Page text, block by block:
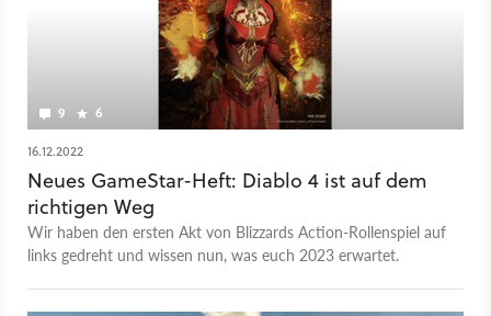
9 6
16.12.2022
Neues GameStar-Heft: Diablo 4 ist auf dem
richtigen Weg
Wir haben den ersten Akt von Blizzards Action-Rollenspiel auf
links gedreht und wissen nun, was euch 2023 erwartet.